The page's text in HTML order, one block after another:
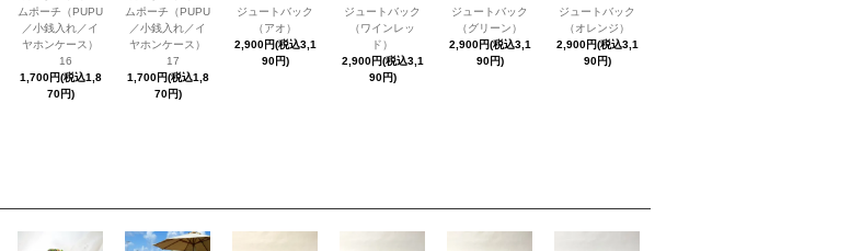
ムポーチ（PUPU
／小銭入れ／イ
ヤホンケース）
16
1,700円(税込1,8
70円)
ムポーチ（PUPU
／小銭入れ／イ
ヤホンケース）
17
1,700円(税込1,8
70円)
ジュートバック
（アオ）
2,900円(税込3,1
90円)
ジュートバック
（ワインレッ
ド）
2,900円(税込3,1
90円)
ジュートバック
（グリーン）
2,900円(税込3,1
90円)
ジュートバック
（オレンジ）
2,900円(税込3,1
90円)